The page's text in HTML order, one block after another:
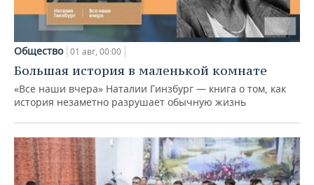
Общество 01 авг, 00:00
Большая история в маленькой комнате
«Все наши вчера» Наталии Гинзбург — книга о том, как
история незаметно разрушает обычную жизнь